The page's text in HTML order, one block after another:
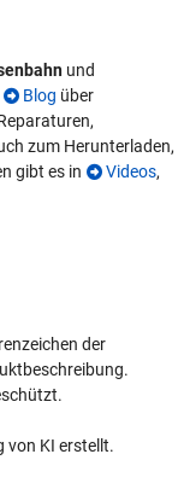
und
Blog über
zum Herunterladen,
gibt es in Videos,
der
von KI erstellt.